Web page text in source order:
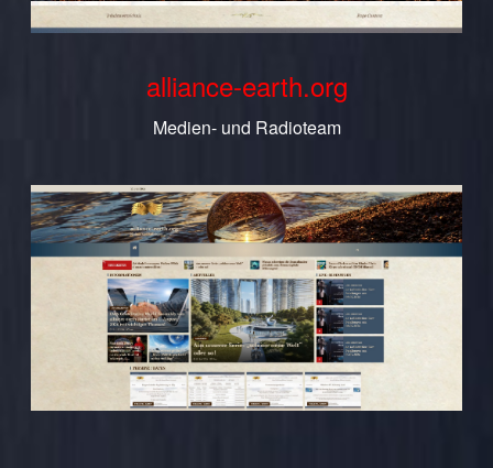
alliance-earth.org
Medien- und Radioteam